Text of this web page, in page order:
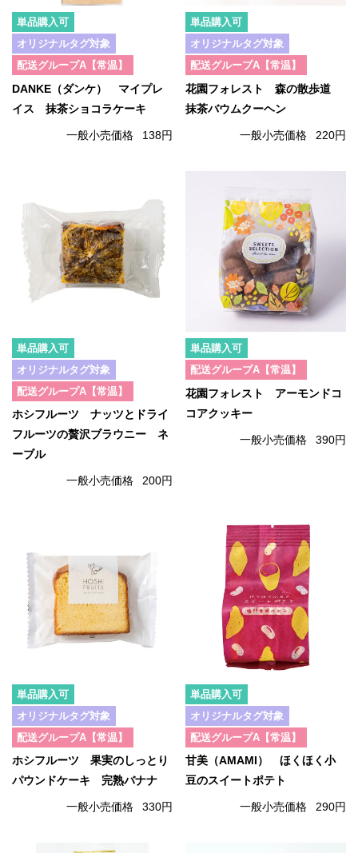
単品購入可
オリジナルタグ対象
配送グループA【常温】
DANKE（ダンケ） マイプレ
イス 抹茶ショコラケーキ
一般小売価格 138円
単品購入可
オリジナルタグ対象
配送グループA【常温】
花園フォレスト 森の散歩道
抹茶バウムクーヘン
一般小売価格 220円
単品購入可
オリジナルタグ対象
配送グループA【常温】
ホシフルーツ ナッツとドライ
フルーツの贅沢ブラウニー ネ
ーブル
一般小売価格 200円
単品購入可
配送グループA【常温】
花園フォレスト アーモンドコ
コアクッキー
一般小売価格 390円
単品購入可
オリジナルタグ対象
配送グループA【常温】
ホシフルーツ 果実のしっとり
パウンドケーキ 完熟バナナ
一般小売価格 330円
単品購入可
オリジナルタグ対象
配送グループA【常温】
甘美（AMAMI） ほくほく小
豆のスイートポテト
一般小売価格 290円